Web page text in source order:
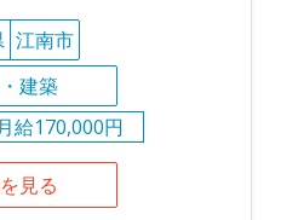
江南市
建築
給170,000円
見る